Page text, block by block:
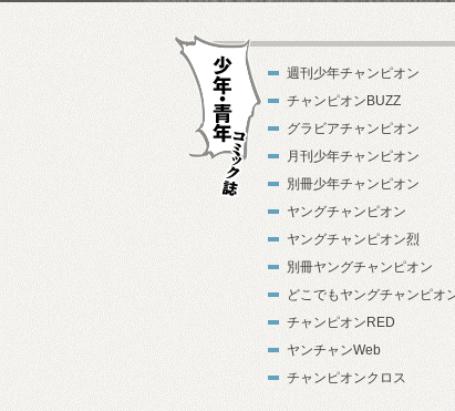
週刊少年チャンピオン
チャンピオンBUZZ
グラビアチャンピオン
月刊少年チャンピオン
別冊少年チャンピオン
ヤングチャンピオン
ヤングチャンピオン烈
別冊ヤングチャンピオン
どこでもヤングチャンピオ
チャンピオンRED
ヤンチャンWeb
チャンピオンクロス